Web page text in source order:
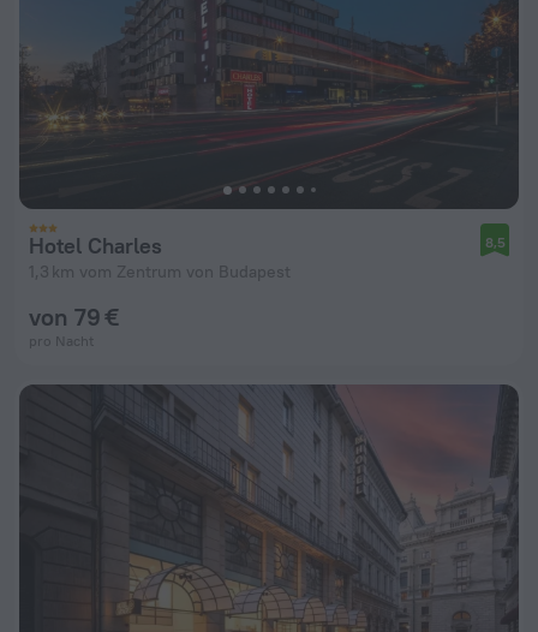
Hotel Charles
1,3 km vom Zentrum von Budapest
8,5
von 79 €
pro Nacht